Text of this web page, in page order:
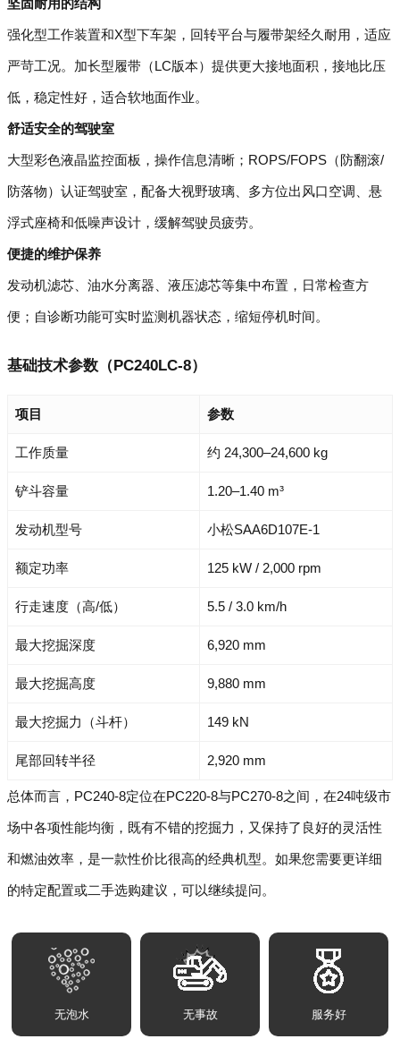
强化型工作装置和X型下车架，回转平台与履带架经久耐用，适应
严苛工况。加长型履带（LC版本）提供更大接地面积，接地比压
低，稳定性好，适合软地面作业。
舒适安全的驾驶室
大型彩色液晶监控面板，操作信息清晰；ROPS/FOPS（防翻滚/
防落物）认证驾驶室，配备大视野玻璃、多方位出风口空调、悬
浮式座椅和低噪声设计，缓解驾驶员疲劳。
便捷的维护保养
发动机滤芯、油水分离器、液压滤芯等集中布置，日常检查方
便；自诊断功能可实时监测机器状态，缩短停机时间。
基础技术参数（PC240LC-8）
项目 参数
工作质量 约 24,300–24,600 kg
铲斗容量 1.20–1.40 m³
发动机型号 小松SAA6D107E-1
额定功率 125 kW / 2,000 rpm
行走速度（高/低） 5.5 / 3.0 km/h
最大挖掘深度 6,920 mm
最大挖掘高度 9,880 mm
最大挖掘力（斗杆） 149 kN
尾部回转半径 2,920 mm
总体而言，PC240-8定位在PC220-8与PC270-8之间，在24吨级市
场中各项性能均衡，既有不错的挖掘力，又保持了良好的灵活性
和燃油效率，是一款性价比很高的经典机型。如果您需要更详细
的特定配置或二手选购建议，可以继续提问。
无泡水 无事故 服务好